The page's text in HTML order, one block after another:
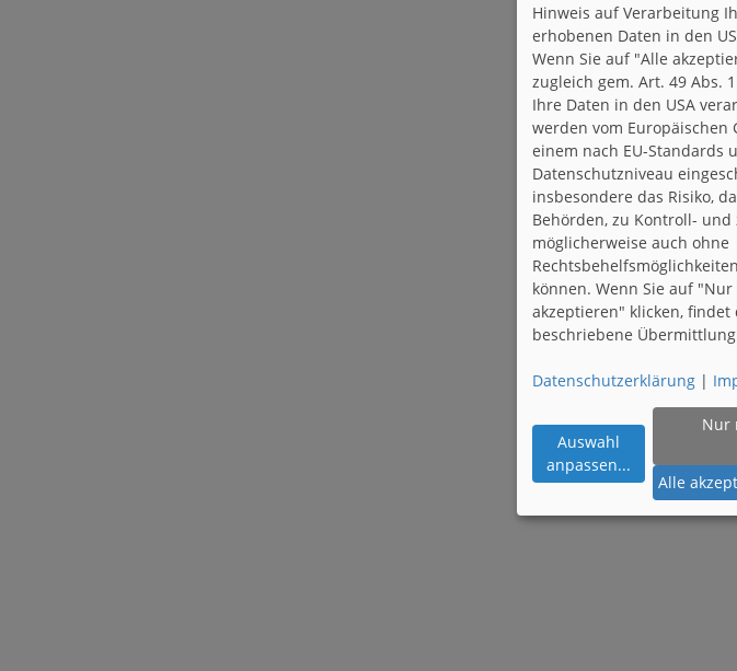
Hinweis auf Verarbeitung
erhobenen Daten in den
Wenn Sie auf "Alle
zugleich gem. Art. 49 Abs.
Ihre Daten in den USA
werden vom Europäischen
einem nach EU-Standards
Datenschutzniveau
insbesondere das Risiko,
Behörden, zu Kontroll-
möglicherweise auch ohne
können. Wenn Sie auf
akzeptieren" klicken, findet
beschriebene
Datenschutzerklärung |
Auswahl
anpassen...
Nur
Alle